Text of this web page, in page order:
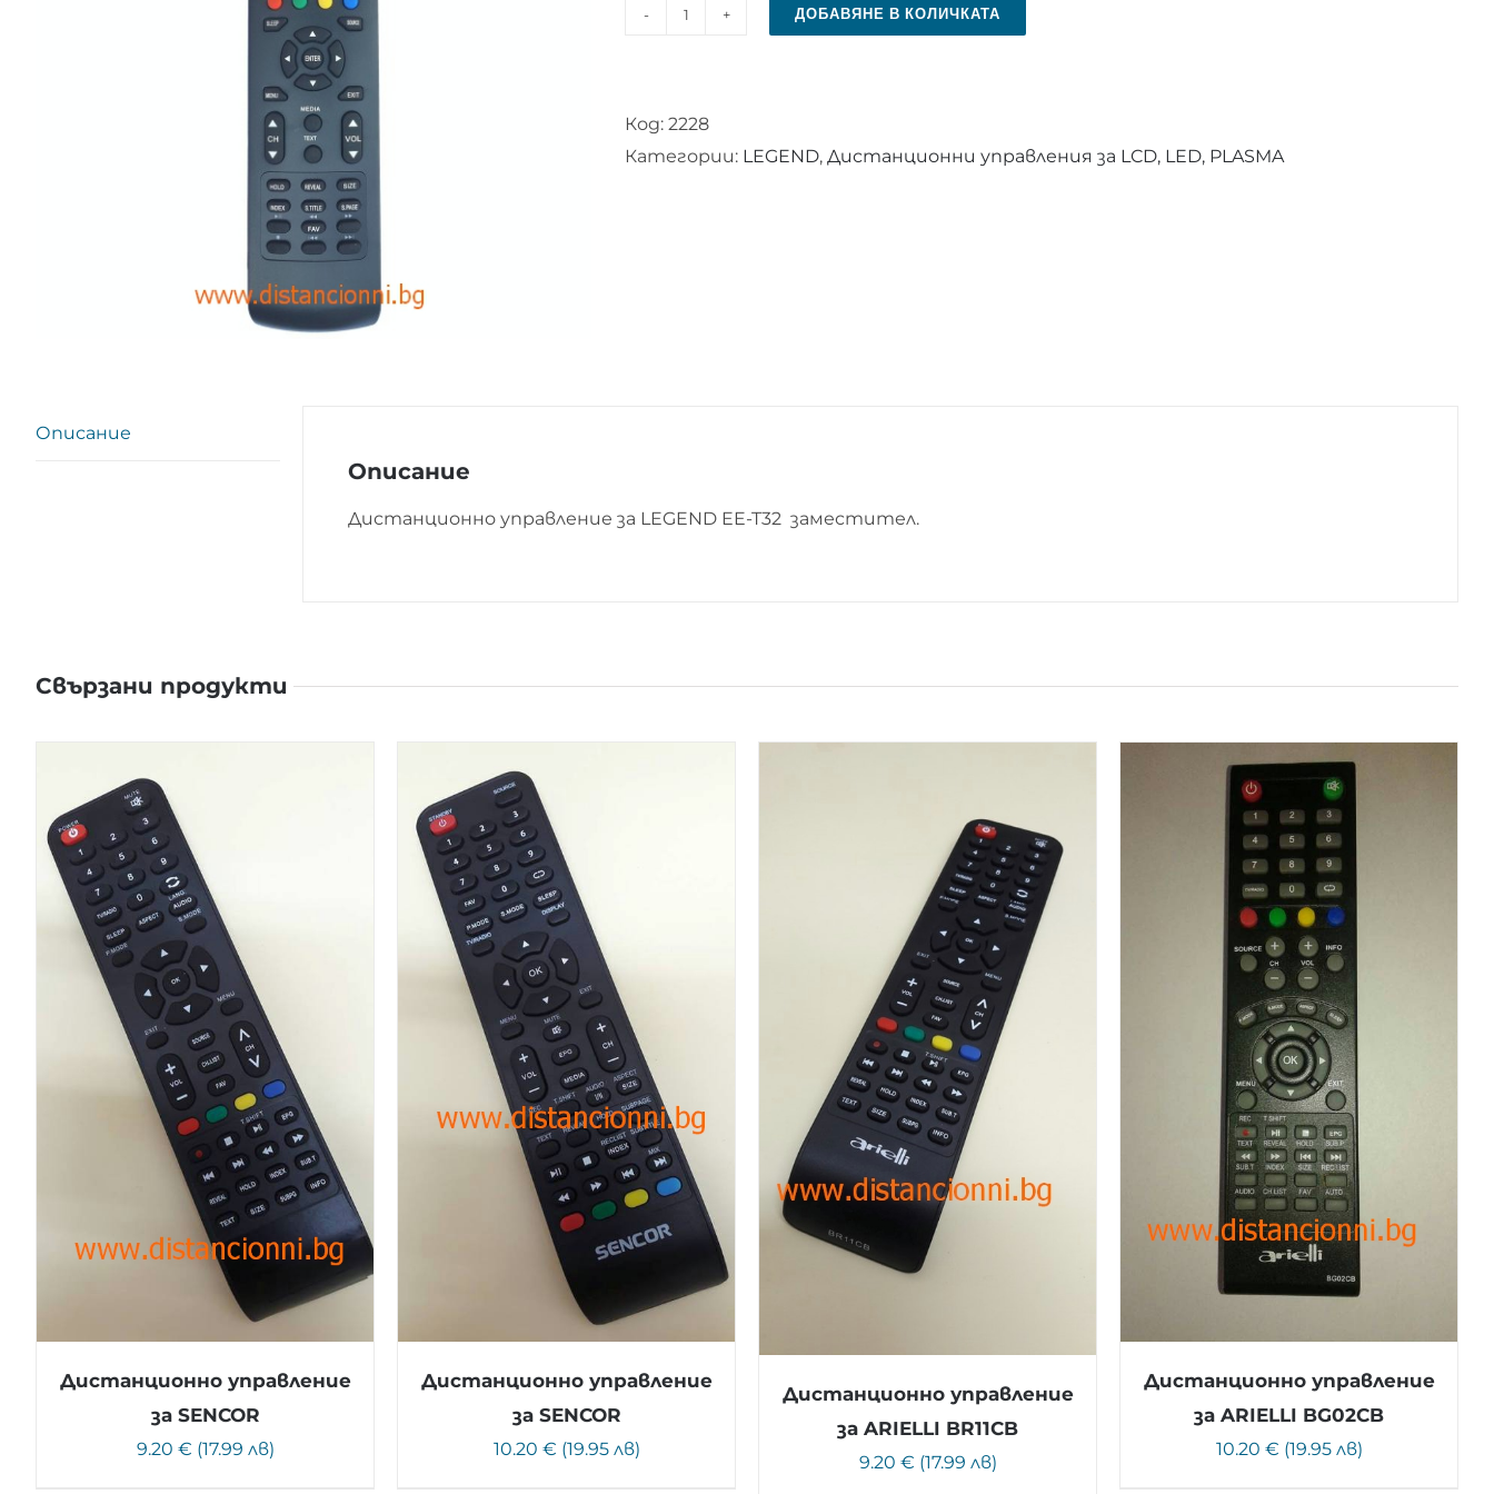
количество
управление
за
ДОБАВЯНЕ В КОЛИЧКАТА
Код: 2228
Категории: LEGEND, Дистанционни управления за LCD, LED, PLASMA
Описание
Описание
Дистанционно управление за LEGEND EE-T32 заместител.
Свързани продукти
Дистанционно управление
за SENCOR
9.20 € (17.99 лв)
Дистанционно управление
за SENCOR
10.20 € (19.95 лв)
Дистанционно управление
за ARIELLI BR11CB
9.20 € (17.99 лв)
Дистанционно управление
за ARIELLI BG02CB
10.20 € (19.95 лв)